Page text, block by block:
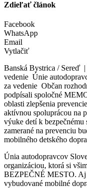
Zdieľať článok
Facebook
WhatsApp
Email
Vytlačiť
Banská Bystrica / Sereď
vedenie Únie
za vedenie Občan
podpísali spoločné
oblasti zlepšenia
aktívnou spoluprácou
výuke detí k
zamerané na prevenciu
mobilného detského
Únia autodopravcov
organizáciou, ktorá si
BEZPEČNÉ MESTO. Aj
vybudované mobilné